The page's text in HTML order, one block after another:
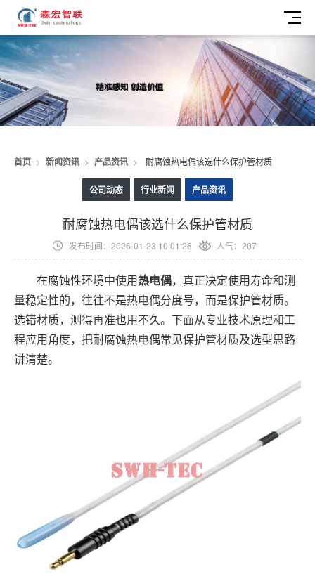
首页 > 新闻资讯 > 产品资讯 > 耐腐蚀热电偶该选什么保护管材质
公司动态 行业新闻 产品资讯
耐腐蚀热电偶该选什么保护管材质
发布时间：2026-01-23 10:01:26 人气：207
在腐蚀性环境中使用热电偶，真正决定使用寿命和测
量稳定性的，往往不是热电偶分度号，而是保护管材质。
选错材质，测得再准也用不久。下面从专业技术原理和工
程应用角度，把耐腐蚀热电偶常见保护管材质及选型思路
讲清楚。